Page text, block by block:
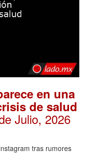
en una
de salud
Julio, 2026
tras rumores